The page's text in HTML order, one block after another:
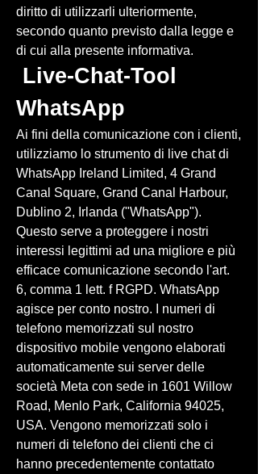
diritto di utilizzarli ulteriormente,
secondo quanto previsto dalla legge e
di cui alla presente informativa.
Live-Chat-Tool
WhatsApp
Ai fini della comunicazione con i clienti,
utilizziamo lo strumento di live chat di
WhatsApp Ireland Limited, 4 Grand
Canal Square, Grand Canal Harbour,
Dublino 2, Irlanda ("WhatsApp").
Questo serve a proteggere i nostri
interessi legittimi ad una migliore e più
efficace comunicazione secondo l'art.
6, comma 1 lett. f RGPD. WhatsApp
agisce per conto nostro. I numeri di
telefono memorizzati sul nostro
dispositivo mobile vengono elaborati
automaticamente sui server delle
società Meta con sede in 1601 Willow
Road, Menlo Park, California 94025,
USA. Vengono memorizzati solo i
numeri di telefono dei clienti che ci
hanno precedentemente contattato